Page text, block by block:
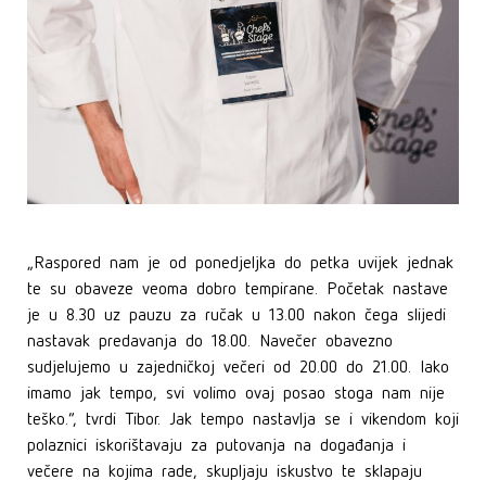
„Raspored nam je od ponedjeljka do petka uvijek jednak
te su obaveze veoma dobro tempirane. Početak nastave
je u 8.30 uz pauzu za ručak u 13.00 nakon čega slijedi
nastavak predavanja do 18.00. Navečer obavezno
sudjelujemo u zajedničkoj večeri od 20.00 do 21.00. Iako
imamo jak tempo, svi volimo ovaj posao stoga nam nije
teško.“, tvrdi Tibor. Jak tempo nastavlja se i vikendom koji
polaznici iskorištavaju za putovanja na događanja i
večere na kojima rade, skupljaju iskustvo te sklapaju